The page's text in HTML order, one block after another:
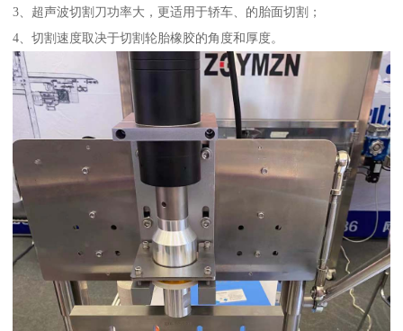
3、超声波切割刀功率大，更适用于轿车、的胎面切割；
4、切割速度取决于切割轮胎橡胶的角度和厚度。